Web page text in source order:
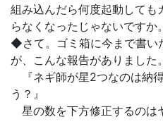
組み込んだら何度起動して
らなくなったじゃないですか
◆さて。ゴミ箱に今まで書い
が、こんな報告がありました。
『ネギ師が星2つなのは納
う？』
星の数を下方修正するのは